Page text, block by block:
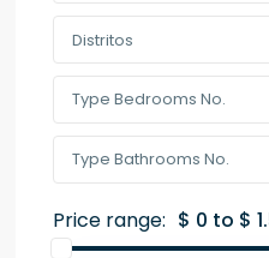
Distritos
Price range: $ 0 to $